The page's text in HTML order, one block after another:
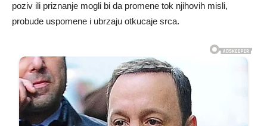
poziv ili priznanje mogli bi da promene tok njihovih misli,
probude uspomene i ubrzaju otkucaje srca.